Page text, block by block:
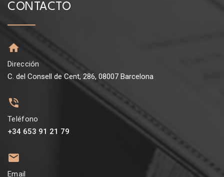
CONTACTO
Dirección
C. del Consell de Cent, 286, 08007 Barcelona
Teléfono
+34 653 91 21 79
Email